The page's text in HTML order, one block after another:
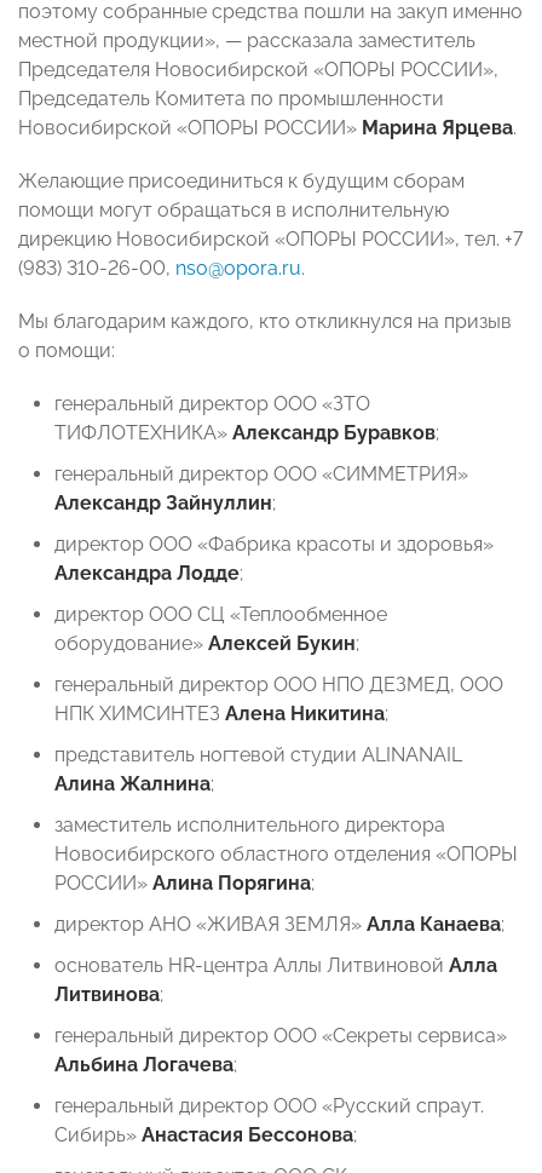
поэтому собранные средства пошли на закуп именно
местной продукции», — рассказала заместитель
Председателя Новосибирской «ОПОРЫ РОССИИ»,
Председатель Комитета по промышленности
Новосибирской «ОПОРЫ РОССИИ» Марина Ярцева.
Желающие присоединиться к будущим сборам
помощи могут обращаться в исполнительную
дирекцию Новосибирской «ОПОРЫ РОССИИ», тел. +7
(983) 310-26-00, nso@opora.ru.
Мы благодарим каждого, кто откликнулся на призыв
о помощи:
генеральный директор ООО «ЗТО
ТИФЛОТЕХНИКА» ⁠ Александр Буравков;
генеральный директор ООО «СИММЕТРИЯ»
Александр Зайнуллин;
директор ООО «Фабрика красоты и здоровья»
Александра Лодде;
директор ООО СЦ «Теплообменное
оборудование» ⁠ Алексей Букин;
⁠генеральный директор ООО НПО ДЕЗМЕД, ООО
НПК ХИМСИНТЕЗ Алена Никитина;
представитель ногтевой студии ALINANAIL
Алина Жалнина;
заместитель исполнительного директора
Новосибирского областного отделения «ОПОРЫ
РОССИИ» Алина Порягина;
директор АНО «ЖИВАЯ ЗЕМЛЯ» Алла Канаева;
основатель HR-центра Аллы Литвиновой Алла
Литвинова;
генеральный директор ООО «Секреты сервиса»
Альбина Логачева;
⁠генеральный директор ООО «Русский спраут.
Сибирь» Анастасия Бессонова;